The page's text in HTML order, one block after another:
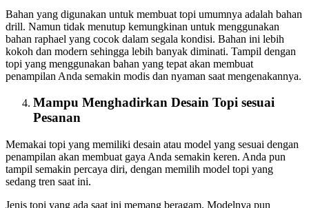
Bahan yang digunakan untuk membuat topi umumnya adalah bahan
drill. Namun tidak menutup kemungkinan untuk menggunakan
bahan raphael yang cocok dalam segala kondisi. Bahan ini lebih
kokoh dan modern sehingga lebih banyak diminati. Tampil dengan
topi yang menggunakan bahan yang tepat akan membuat
penampilan Anda semakin modis dan nyaman saat mengenakannya.
Mampu Menghadirkan Desain Topi sesuai
Pesanan
Memakai topi yang memiliki desain atau model yang sesuai dengan
penampilan akan membuat gaya Anda semakin keren. Anda pun
tampil semakin percaya diri, dengan memilih model topi yang
sedang tren saat ini.
Jenis topi yang ada saat ini memang beragam. Modelnya pun